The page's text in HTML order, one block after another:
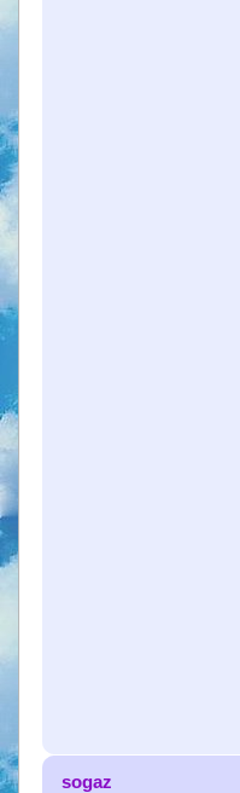
sogaz